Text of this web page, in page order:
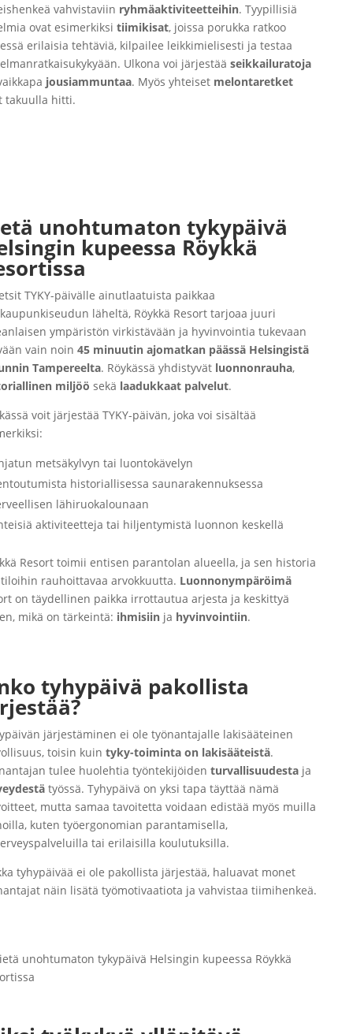
vahvistaviin ryhmäaktiviteetteihin. Tyypillisiä
ovat esimerkiksi tiimikisat, joissa porukka ratkoo
erilaisia tehtäviä, kilpailee leikkimielisesti ja testaa
Ulkona voi järjestää seikkailuratoja
jousiammuntaa. Myös yhteiset melontaretket
takuulla hitti.
unohtumaton tykypäivä
kupeessa Röykkä
TYKY-päivälle ainutlaatuista paikkaa
läheltä, Röykkä Resort tarjoaa juuri
ympäristön virkistävään ja hyvinvointia tukevaan
vain noin 45 minuutin ajomatkan päässä Helsingistä
Tampereelta. Röykässä yhdistyvät luonnonrauha,
miljöö sekä laadukkaat palvelut.
voit järjestää TYKY-päivän, joka voi sisältää
metsäkylvyn tai luontokävelyn
historiallisessa saunarakennuksessa
lähiruokalounaan
aktiviteetteja tai hiljentymistä luonnon keskellä
Resort toimii entisen parantolan alueella, ja sen historia
rauhoittavaa arvokkuutta. Luonnonympäröimä
on täydellinen paikka irrottautua arjesta ja keskittyä
mikä on tärkeintä: ihmisiinja hyvinvointiin.
tyhypäivä pakollista
järjestäminen ei ole työnantajalle lakisääteinen
toisin kuin tyky-toiminta on lakisääteistä.
tulee huolehtia työntekijöiden turvallisuudestaja
työssä. Tyhypäivä on yksi tapa täyttää nämä
mutta samaa tavoitetta voidaan edistää myös muilla
kuten työergonomian parantamisella,
tai erilaisilla koulutuksilla.
tyhypäivää ei ole pakollista järjestää, haluavat monet
näin lisätä työmotivaatiota ja vahvistaa tiimihenkeä.